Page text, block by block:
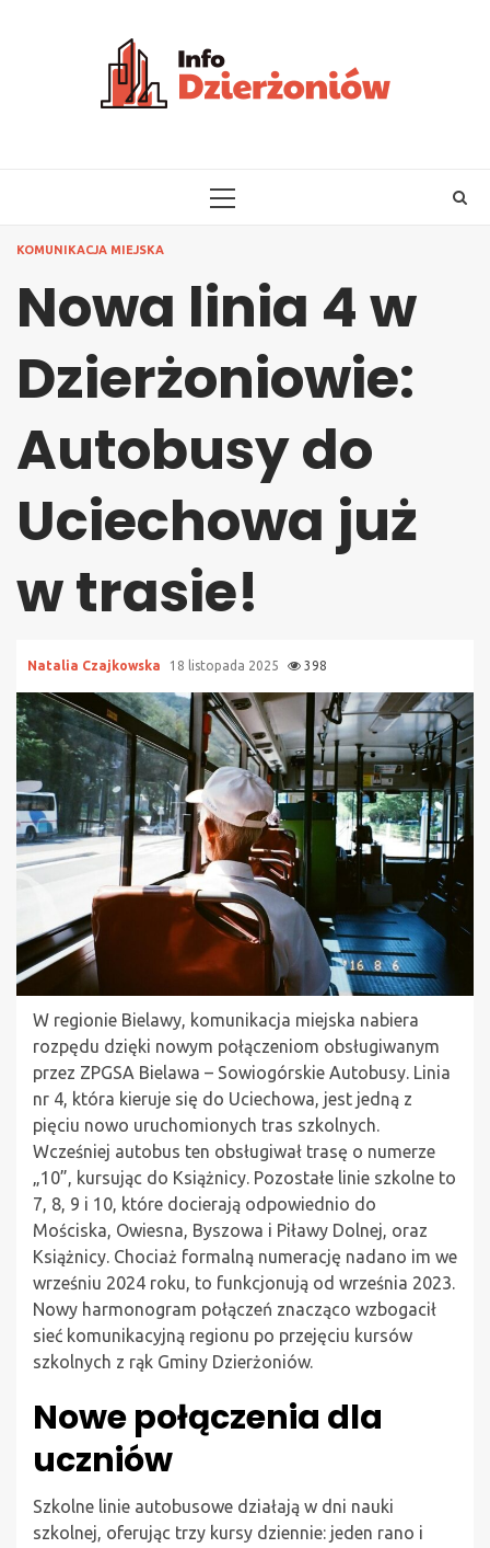
PRIMARY
KOMUNIKACJA MIEJSKA
Nowa linia 4 w
Dzierżoniowie:
Autobusy do
Uciechowa już
w trasie!
Natalia Czajkowska 18 listopada 2025 398
W regionie Bielawy, komunikacja miejska nabiera
rozpędu dzięki nowym połączeniom obsługiwanym
przez ZPGSA Bielawa – Sowiogórskie Autobusy. Linia
nr 4, która kieruje się do Uciechowa, jest jedną z
pięciu nowo uruchomionych tras szkolnych.
Wcześniej autobus ten obsługiwał trasę o numerze
„10”, kursując do Książnicy. Pozostałe linie szkolne to
7, 8, 9 i 10, które docierają odpowiednio do
Mościska, Owiesna, Byszowa i Piławy Dolnej, oraz
Książnicy. Chociaż formalną numerację nadano im we
wrześniu 2024 roku, to funkcjonują od września 2023.
Nowy harmonogram połączeń znacząco wzbogacił
sieć komunikacyjną regionu po przejęciu kursów
szkolnych z rąk Gminy Dzierżoniów.
Nowe połączenia dla
uczniów
Szkolne linie autobusowe działają w dni nauki
szkolnej, oferując trzy kursy dziennie: jeden rano i